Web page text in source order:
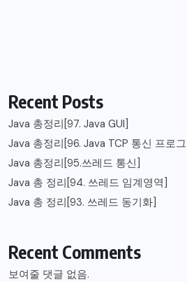
Recent Posts
Java 총정리[97. Java GUI]
Java 총정리[96. Java TCP 통신 프로
Java 총정리[95.쓰레드 통신]
Java 총 정리[94. 쓰레드 임계영역]
Java 총 정리[93. 쓰레드 동기화]
Recent Comments
보여줄 댓글 없음.